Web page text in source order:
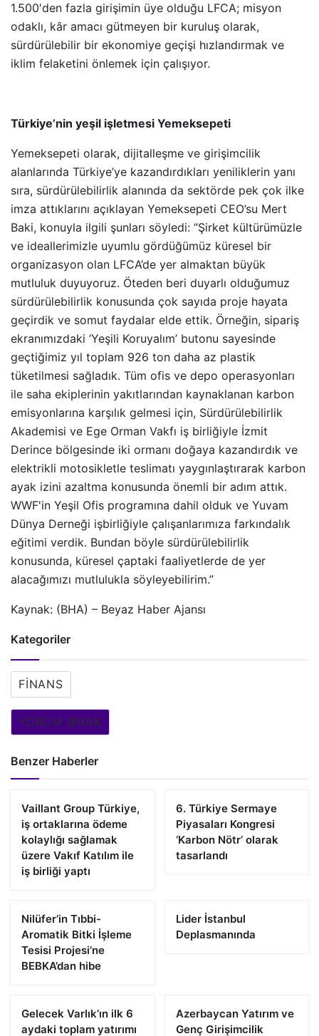
1.500′den fazla girişimin üye olduğu LFCA; misyon
odaklı, kâr amacı gütmeyen bir kuruluş olarak,
sürdürülebilir bir ekonomiye geçişi hızlandırmak ve
iklim felaketini önlemek için çalışıyor.
Türkiye’nin yeşil işletmesi Yemeksepeti
Yemeksepeti olarak, dijitalleşme ve girişimcilik
alanlarında Türkiye’ye kazandırdıkları yeniliklerin yanı
sıra, sürdürülebilirlik alanında da sektörde pek çok ilke
imza attıklarını açıklayan Yemeksepeti CEO’su Mert
Baki, konuyla ilgili şunları söyledi: “Şirket kültürümüzle
ve ideallerimizle uyumlu gördüğümüz küresel bir
organizasyon olan LFCA’de yer almaktan büyük
mutluluk duyuyoruz. Öteden beri duyarlı olduğumuz
sürdürülebilirlik konusunda çok sayıda proje hayata
geçirdik ve somut faydalar elde ettik. Örneğin, sipariş
ekranımızdaki ‘Yeşili Koruyalım’ butonu sayesinde
geçtiğimiz yıl toplam 926 ton daha az plastik
tüketilmesi sağladık. Tüm ofis ve depo operasyonları
ile saha ekiplerinin yakıtlarından kaynaklanan karbon
emisyonlarına karşılık gelmesi için, Sürdürülebilirlik
Akademisi ve Ege Orman Vakfı iş birliğiyle İzmit
Derince bölgesinde iki ormanı doğaya kazandırdık ve
elektrikli motosikletle teslimatı yaygınlaştırarak karbon
ayak izini azaltma konusunda önemli bir adım attık.
WWF'in Yeşil Ofis programına dahil olduk ve Yuvam
Dünya Derneği işbirliğiyle çalışanlarımıza farkındalık
eğitimi verdik. Bundan böyle sürdürülebilirlik
konusunda, küresel çaptaki faaliyetlerde de yer
alacağımızı mutlulukla söyleyebilirim.”
Kaynak: (BHA) – Beyaz Haber Ajansı
Kategoriler
FINANS
YORUM BIRAK
Benzer Haberler
Vaillant Group Türkiye,
iş ortaklarına ödeme
kolaylığı sağlamak
üzere Vakıf Katılım ile
iş birliği yaptı
6. Türkiye Sermaye
Piyasaları Kongresi
‘Karbon Nötr’ olarak
tasarlandı
Nilüfer’in Tıbbi-
Aromatik Bitki İşleme
Tesisi Projesi’ne
BEBKA’dan hibe
Lider İstanbul
Deplasmanında
Gelecek Varlık’ın ilk 6
aydaki toplam yatırımı
Azerbaycan Yatırım ve
Genç Girişimcilik